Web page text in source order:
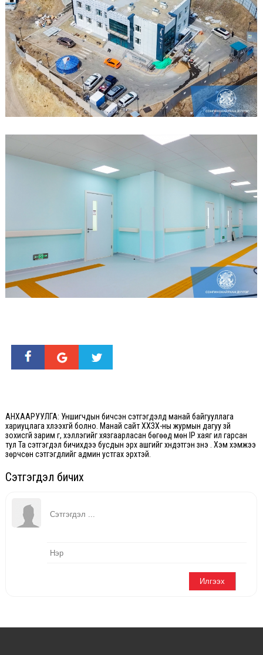
АНХААРУУЛГА: Уншигчдын бичсэн сэтгэгдэлд манай байгууллага
хариуцлага хүлээхгүй болно. Манай сайт ХХЗХ-ны журмын дагуу зүй
зохисгүй зарим үг, хэллэгийг хязгаарласан бөгөөд мөн IP хаяг ил гарсан
тул Та сэтгэгдэл бичихдээ бусдын эрх ашгийг хүндэтгэн үзнэ үү. Хэм хэмжээ
зөрчсөн сэтгэгдлийг админ устгах эрхтэй.
Сэтгэгдэл бичих